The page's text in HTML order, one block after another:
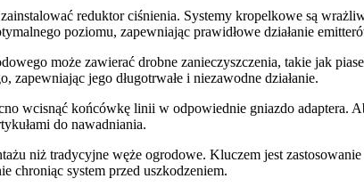
reduktor ciśnienia. Systemy kropelkowe są
poziomu, zapewniając prawidłowe działanie
może zawierać drobne zanieczyszczenia, takie jak
jego długotrwałe i niezawodne działanie.
wcisnąć końcówkę linii w odpowiednie gniazdo adaptera.
do nawadniania.
niż tradycyjne węże ogrodowe. Kluczem jest
chroniąc system przed uszkodzeniem.